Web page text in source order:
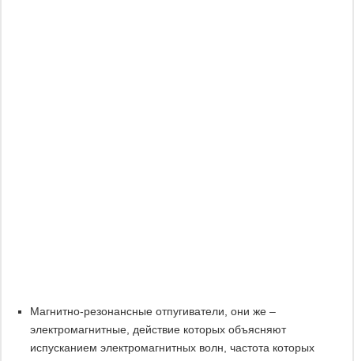
Магнитно-резонансные отпугиватели, они же –
электромагнитные, действие которых объясняют
испусканием электромагнитных волн, частота которых